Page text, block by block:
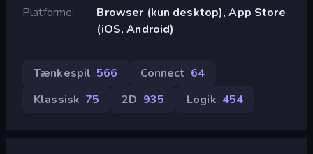
Platforme
Browser (kun desktop), App Store
(iOS, Android)
Tænkespil 566 Connect 64
Klassisk 75 2D 935 Logik 454